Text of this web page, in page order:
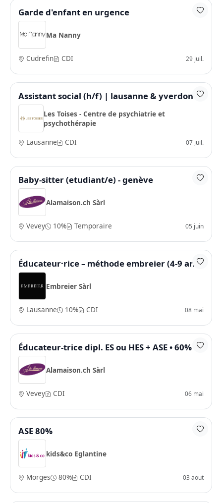
Garde d'enfant en urgence
Ma Nanny
Cudrefin CDI 29 juil.
Assistant social (h/f) | lausanne & yverdon
Les Toises - Centre de psychiatrie et
psychothérapie
Lausanne
CDI 07 juil.
Baby-sitter (etudiant/e) - genève
Alamaison.ch Sàrl
Vevey 10% Temporaire 05 juin
Éducateur·rice – méthode embreier (4-9 ans)
Embreier Sàrl
Lausanne 10% CDI 08 mai
Éducateur-trice dipl. ES ou HES + ASE • 60%
Alamaison.ch Sàrl
Vevey CDI 06 mai
ASE 80%
kids&co Eglantine
Morges 80% CDI 03 aout